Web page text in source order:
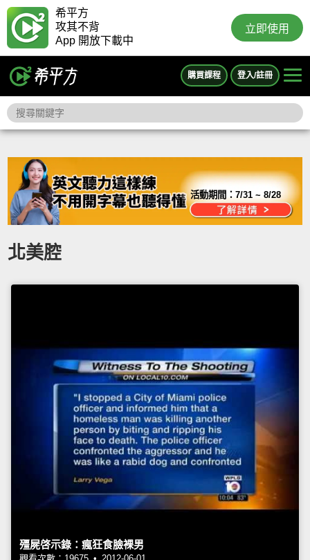
希平方
攻其不背
App 開放下載中
立即使用
購買課程 登入/註冊
活動期間：7/31 ~ 8/28
北美腔
殭屍啓示錄：瘋狂食臉裸男